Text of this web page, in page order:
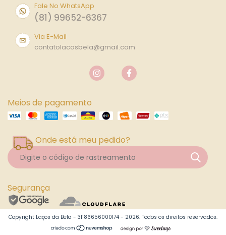
Fale No WhatsApp
(81) 99652-6367
Via E-Mail
contatolacosbela@gmail.com
Meios de pagamento
Onde está meu pedido?
Segurança
Copyright Laços da Bela - 31186656000174 - 2026. Todos os direitos reservados.